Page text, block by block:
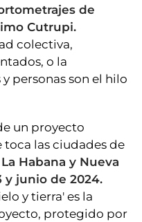
de
Cutrupi.
colectiva,
o la
personas son el hilo
un proyecto
las ciudades de
Habana y Nueva
y junio de 2024.
y tierra' es la
protegido por